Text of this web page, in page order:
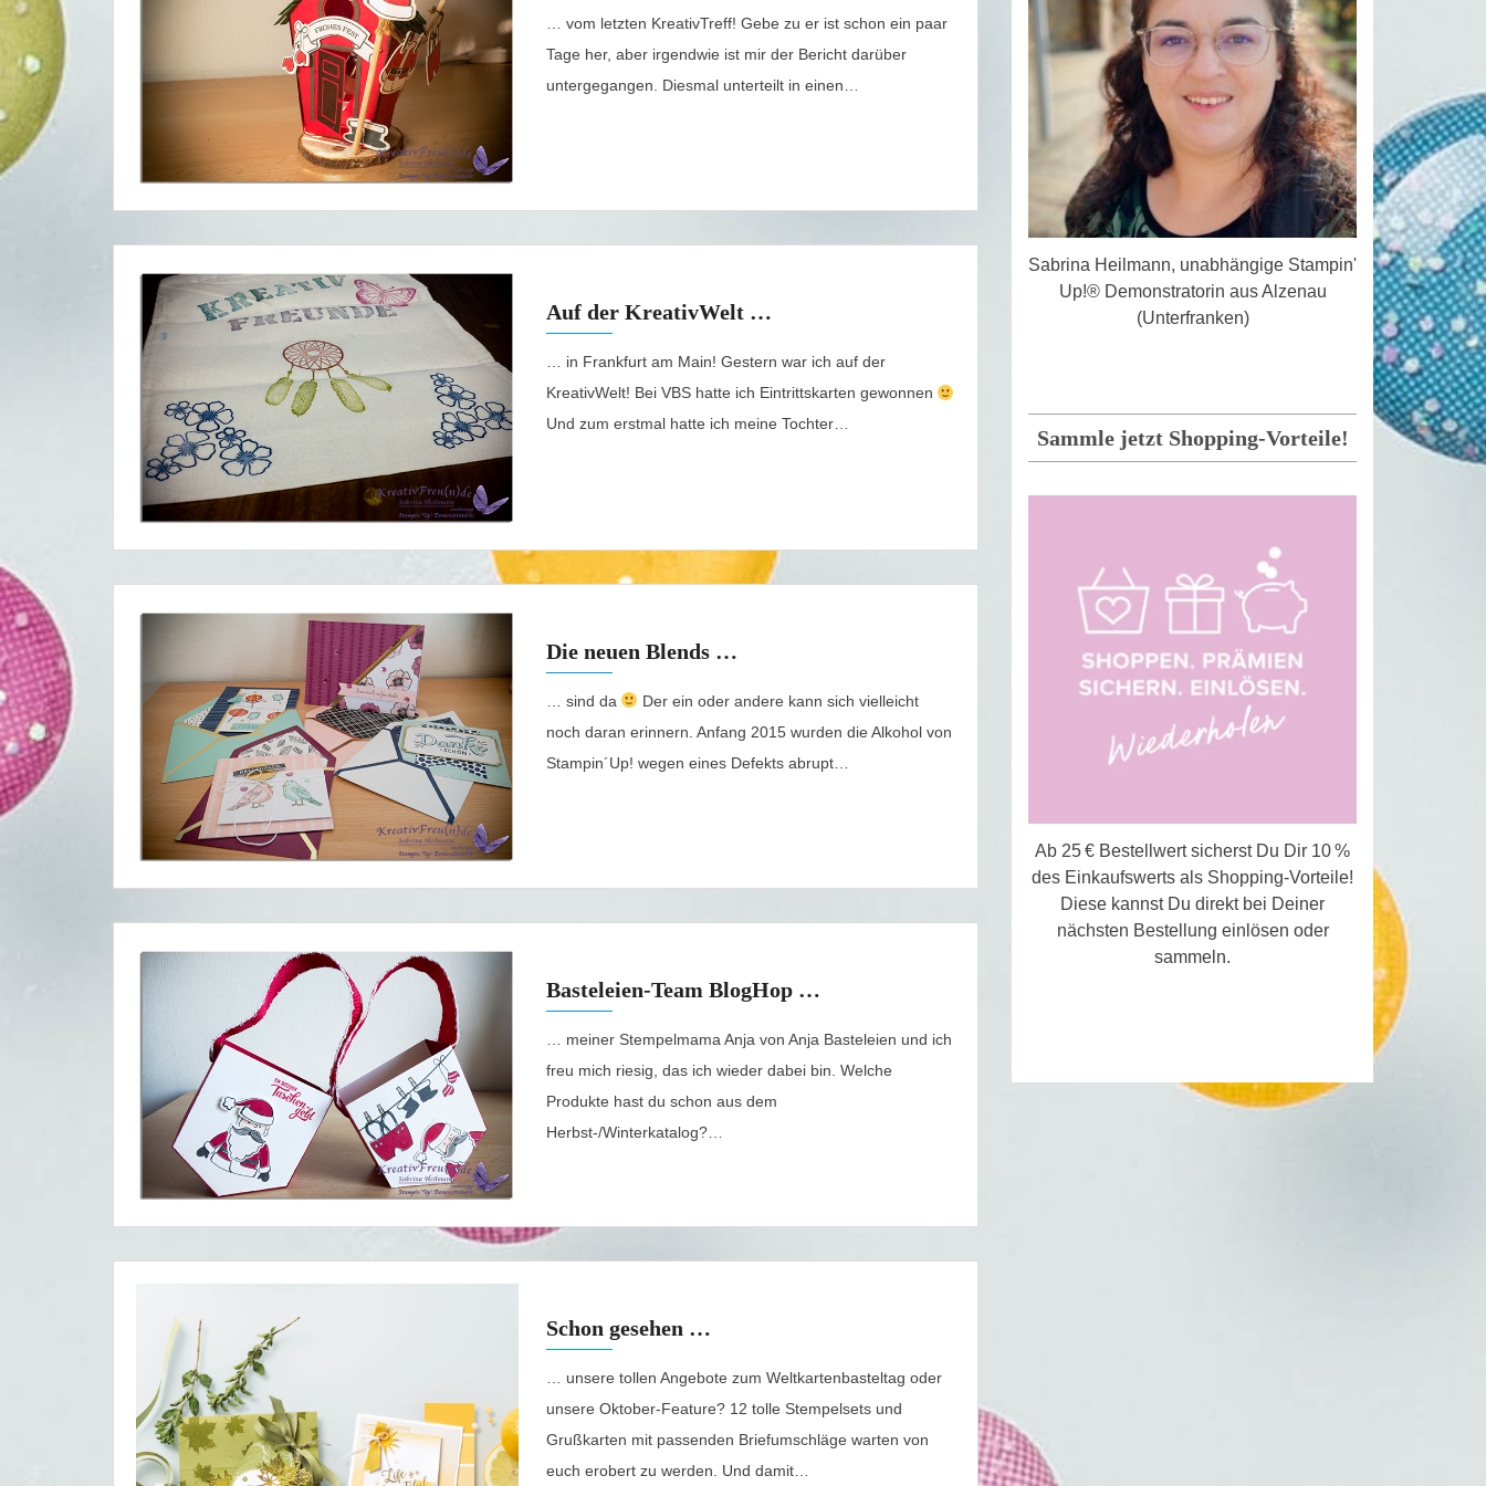
… vom letzten KreativTreff! Gebe zu er ist schon ein paar
Tage her, aber irgendwie ist mir der Bericht darüber
untergegangen. Diesmal unterteilt in einen…
Auf der KreativWelt …
… in Frankfurt am Main! Gestern war ich auf der
KreativWelt! Bei VBS hatte ich Eintrittskarten gewonnen
Und zum erstmal hatte ich meine Tochter…
Die neuen Blends …
… sind da
Der ein oder andere kann sich vielleicht
noch daran erinnern. Anfang 2015 wurden die Alkohol von
Stampin´Up! wegen eines Defekts abrupt…
Basteleien-Team BlogHop …
… meiner Stempelmama Anja von Anja Basteleien und ich
freu mich riesig, das ich wieder dabei bin. Welche
Produkte hast du schon aus dem
Herbst-/Winterkatalog?…
Schon gesehen …
… unsere tollen Angebote zum Weltkartenbasteltag oder
unsere Oktober-Feature? 12 tolle Stempelsets und
Grußkarten mit passenden Briefumschläge warten von
euch erobert zu werden. Und damit…
Sabrina Heilmann, unabhängige Stampin'
Up!® Demonstratorin aus Alzenau
(Unterfranken)
Sammle jetzt Shopping-Vorteile!
Ab 25 € Bestellwert sicherst Du Dir 10 %
des Einkaufswerts als Shopping-Vorteile!
Diese kannst Du direkt bei Deiner
nächsten Bestellung einlösen oder
sammeln.